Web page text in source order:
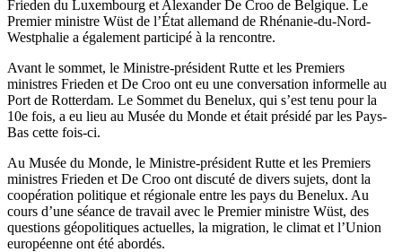
Frieden du Luxembourg et Alexander De Croo de Belgique. Le
Premier ministre Wüst de l’État allemand de Rhénanie-du-Nord-
Westphalie a également participé à la rencontre.
Avant le sommet, le Ministre-président Rutte et les Premiers
ministres Frieden et De Croo ont eu une conversation informelle au
Port de Rotterdam. Le Sommet du Benelux, qui s’est tenu pour la
10e fois, a eu lieu au Musée du Monde et était présidé par les Pays-
Bas cette fois-ci.
Au Musée du Monde, le Ministre-président Rutte et les Premiers
ministres Frieden et De Croo ont discuté de divers sujets, dont la
coopération politique et régionale entre les pays du Benelux. Au
cours d’une séance de travail avec le Premier ministre Wüst, des
questions géopolitiques actuelles, la migration, le climat et l’Union
européenne ont été abordés.